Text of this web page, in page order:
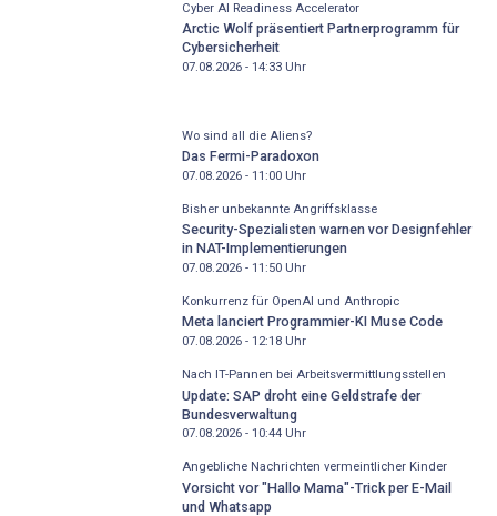
Cyber AI Readiness Accelerator
Arctic Wolf präsentiert Partnerprogramm für
Cybersicherheit
07.08.2026 - 14:33Uhr
Wo sind all die Aliens?
Das Fermi-Paradoxon
07.08.2026 - 11:00Uhr
Bisher unbekannte Angriffsklasse
Security-Spezialisten warnen vor Designfehler
in NAT-Implementierungen
07.08.2026 - 11:50Uhr
Konkurrenz für OpenAI und Anthropic
Meta lanciert Programmier-KI Muse Code
07.08.2026 - 12:18Uhr
Nach IT-Pannen bei Arbeitsvermittlungsstellen
Update: SAP droht eine Geldstrafe der
Bundesverwaltung
07.08.2026 - 10:44Uhr
Angebliche Nachrichten vermeintlicher Kinder
Vorsicht vor "Hallo Mama"-Trick per E-Mail
und Whatsapp